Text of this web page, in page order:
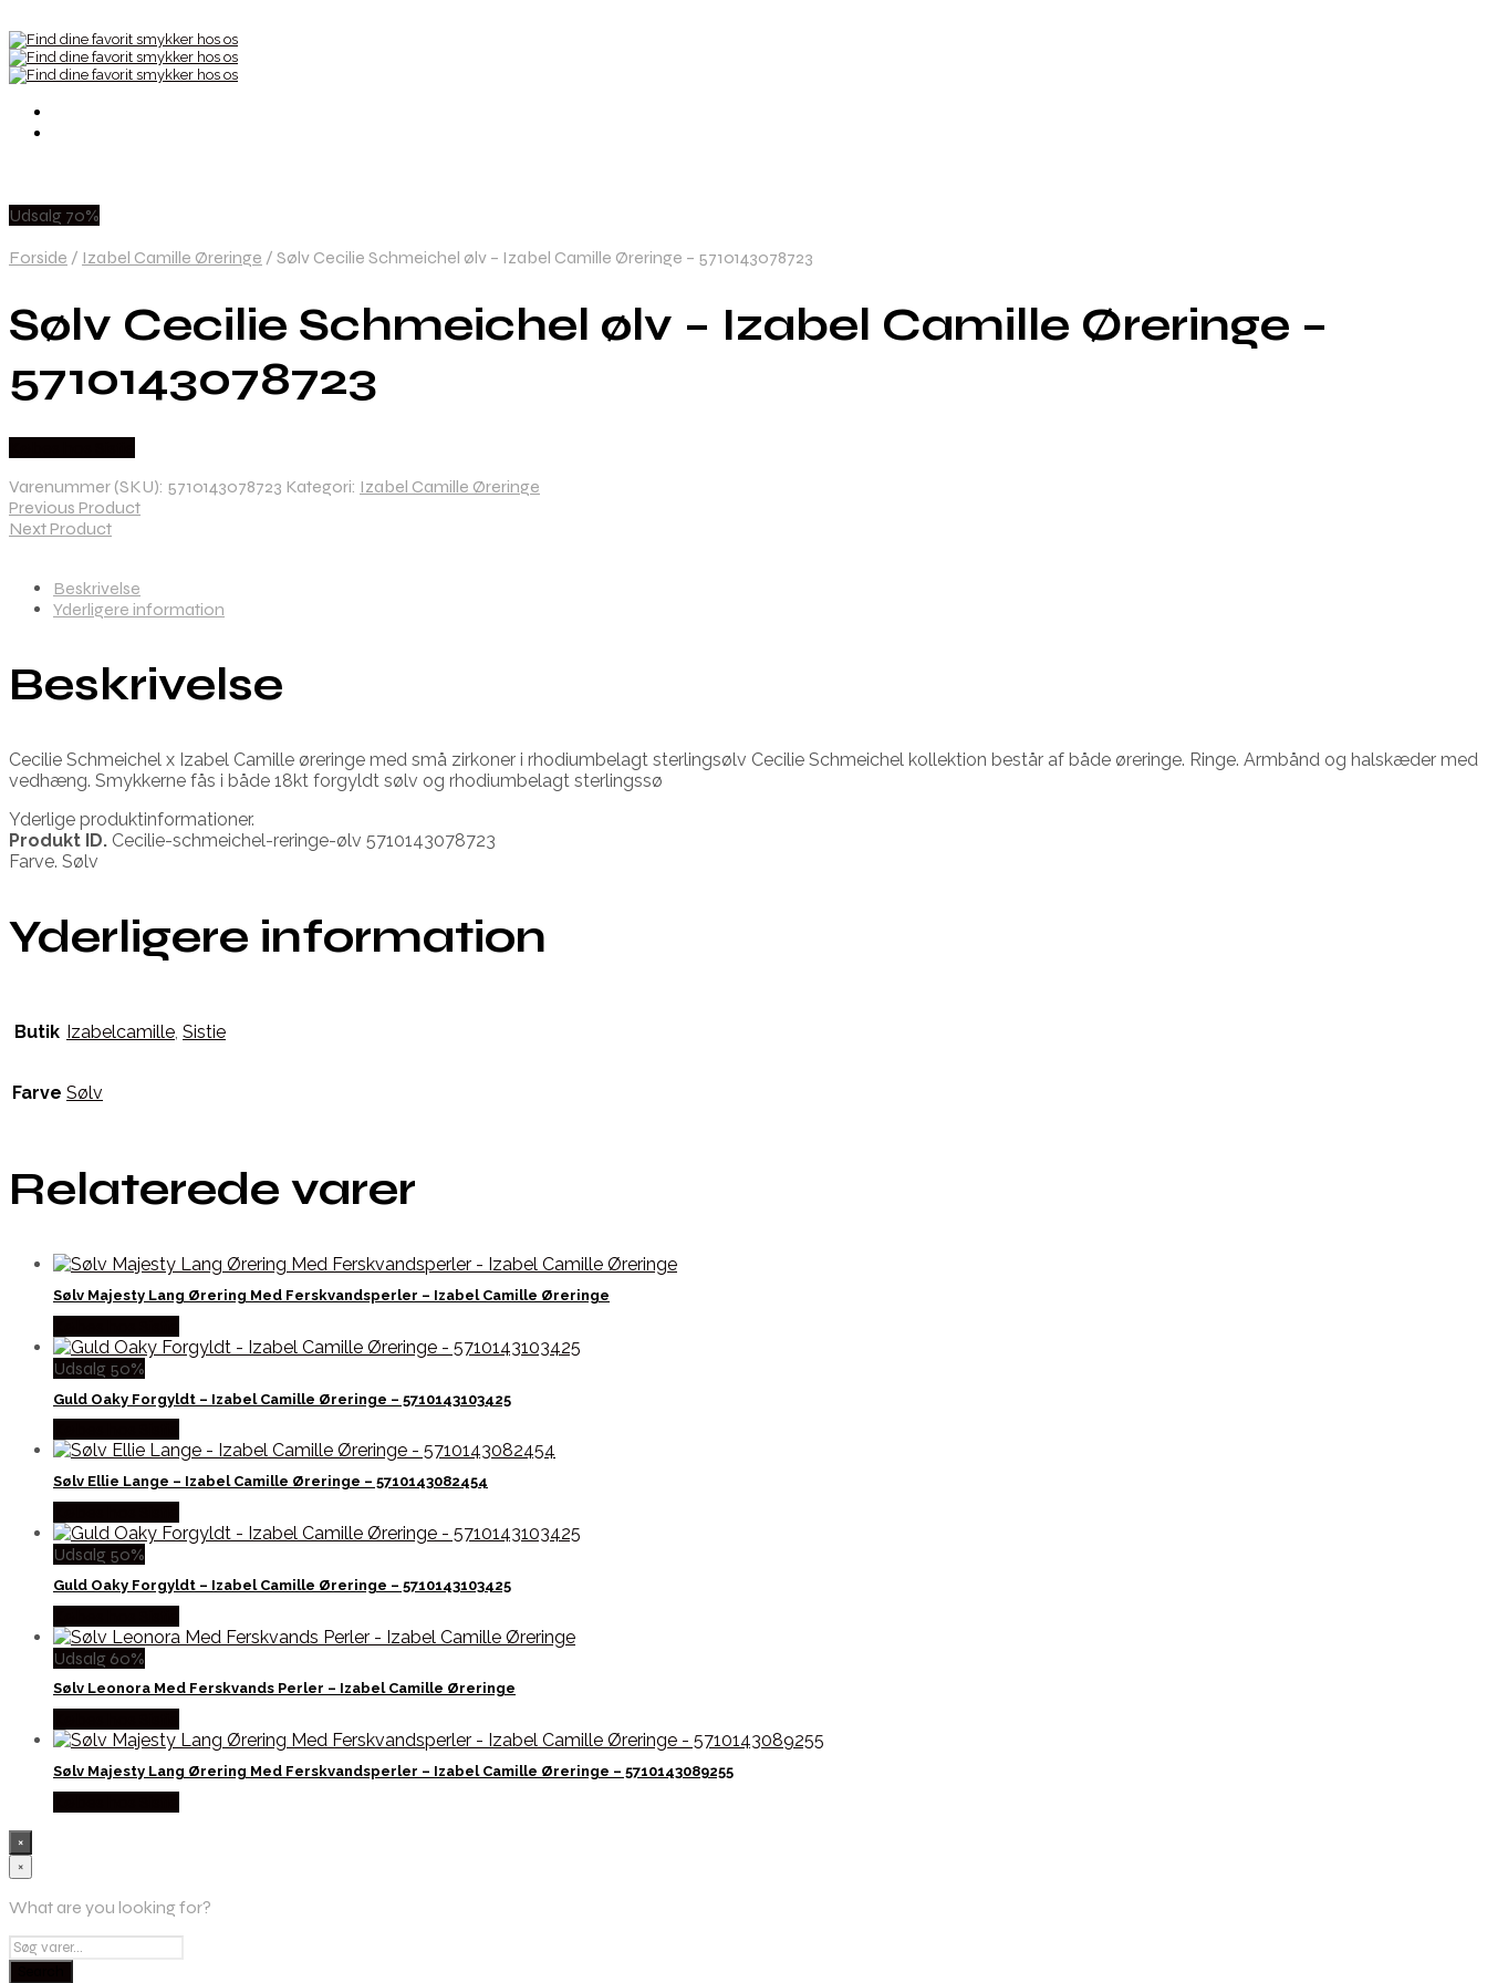
Udsalg 70%
Forside / Izabel Camille Øreringe / Sølv Cecilie Schmeichel ølv – Izabel Camille Øreringe – 5710143078723
Sølv Cecilie Schmeichel ølv – Izabel Camille Øreringe –
5710143078723
Varenummer (SKU): 5710143078723 Kategori: Izabel Camille Øreringe
Previous Product
Next Product
Beskrivelse
Yderligere information
Beskrivelse
Cecilie Schmeichel x Izabel Camille øreringe med små zirkoner i rhodiumbelagt sterlingsølv Cecilie Schmeichel kollektion består af både øreringe. Ringe. Armbånd og halskæder med
vedhæng. Smykkerne fås i både 18kt forgyldt sølv og rhodiumbelagt sterlingssø
Yderlige produktinformationer.
Produkt ID. Cecilie-schmeichel-reringe-ølv 5710143078723
Farve. Sølv
Yderligere information
Butik Izabelcamille, Sistie
Farve Sølv
Relaterede varer
Sølv Majesty Lang Ørering Med Ferskvandsperler – Izabel Camille Øreringe
Udsalg 50%
Guld Oaky Forgyldt – Izabel Camille Øreringe – 5710143103425
Sølv Ellie Lange – Izabel Camille Øreringe – 5710143082454
Udsalg 50%
Guld Oaky Forgyldt – Izabel Camille Øreringe – 5710143103425
Udsalg 60%
Sølv Leonora Med Ferskvands Perler – Izabel Camille Øreringe
Sølv Majesty Lang Ørering Med Ferskvandsperler – Izabel Camille Øreringe – 5710143089255
×
×
What are you looking for?